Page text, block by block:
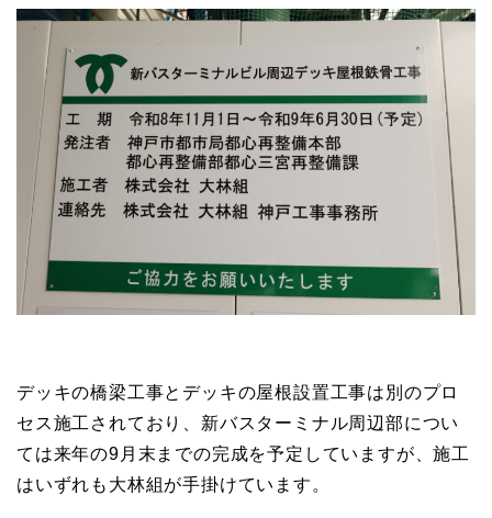
デッキの橋梁工事とデッキの屋根設置工事は別のプロ
セス施工されており、新バスターミナル周辺部につい
ては来年の9月末までの完成を予定していますが、施工
はいずれも大林組が手掛けています。